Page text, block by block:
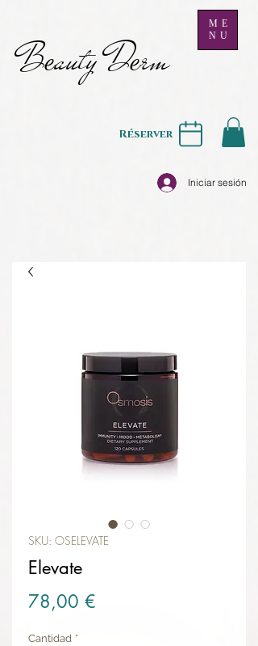
Beauty Derm
ME
NU
Iniciar sesión
Réserver
SKU: OSELEVATE
Elevate
78,00 €
Cantidad *